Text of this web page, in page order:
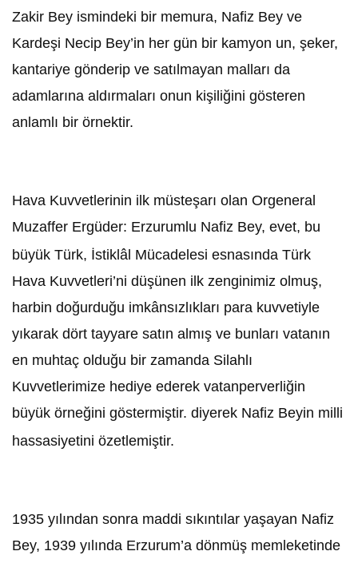
Zakir Bey ismindeki bir memura, Nafiz Bey ve
Kardeşi Necip Bey’in her gün bir kamyon un, şeker,
kantariye gönderip ve satılmayan malları da
adamlarına aldırmaları onun kişiliğini gösteren
anlamlı bir örnektir.
Hava Kuvvetlerinin ilk müsteşarı olan Orgeneral
Muzaffer Ergüder: Erzurumlu Nafiz Bey, evet, bu
büyük Türk, İstiklâl Mücadelesi esnasında Türk
Hava Kuvvetleri’ni düşünen ilk zenginimiz olmuş,
harbin doğurduğu imkânsızlıkları para kuvvetiyle
yıkarak dört tayyare satın almış ve bunları vatanın
en muhtaç olduğu bir zamanda Silahlı
Kuvvetlerimize hediye ederek vatanperverliğin
büyük örneğini göstermiştir. diyerek Nafiz Beyin milli
hassasiyetini özetlemiştir.
1935 yılından sonra maddi sıkıntılar yaşayan Nafiz
Bey, 1939 yılında Erzurum’a dönmüş memleketinde